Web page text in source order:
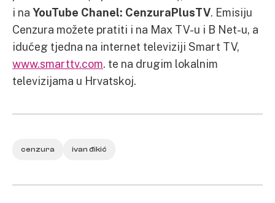
i na YouTube Chanel: CenzuraPlusTV. Emisiju
Cenzura možete pratiti i na Max TV-u i B Net-u, a
idućeg tjedna na internet televiziji Smart TV,
www.smarttv.com. te na drugim lokalnim
televizijama u Hrvatskoj.
cenzura ivan đikić